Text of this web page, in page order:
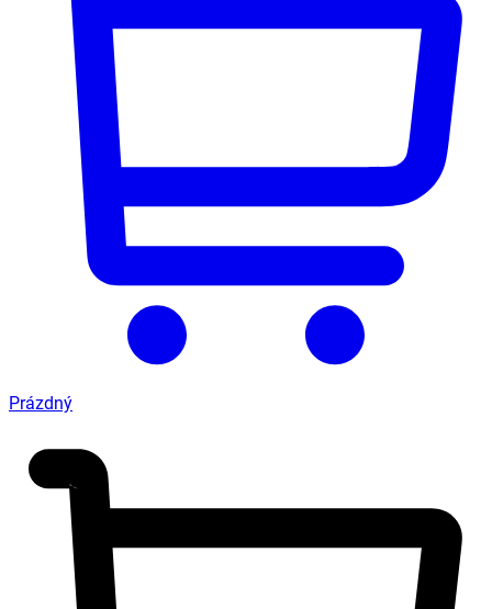
Prázdný